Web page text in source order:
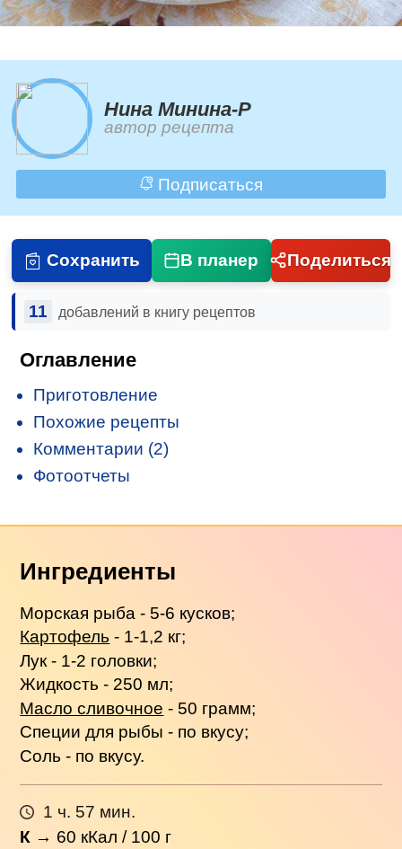
Нина Минина-Р
автор рецепта
Подписаться
Сохранить В планер Поделиться
11 добавлений в книгу рецептов
Оглавление
Приготовление
Похожие рецепты
Комментарии (2)
Фотоотчеты
Ингредиенты
Морская рыба - 5-6 кусков;
Картофель - 1-1,2 кг;
Лук - 1-2 головки;
Жидкость - 250 мл;
Масло сливочное - 50 грамм;
Специи для рыбы - по вкусу;
Соль - по вкусу.
1 ч. 57 мин.
К → 60 кКал / 100 г